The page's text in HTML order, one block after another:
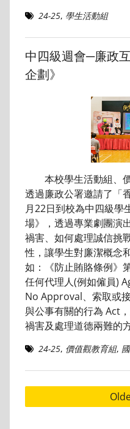
24-25, 學生活動組
中四級週會─廉政
企劃》
本校學生活動組、價
透過廉政公署邀請了「
月22日到校為中四級學
場》，透過專業劇團演
禍害、如何處理誠信挑
性，讓學生對廉潔概念
如：《防止賄賂條例》
任何代理人(例如僱員)
No Approval、索取或
與公事有關的行為 Act
禍害及處理道德兩難的方
24-25, 價值觀教育組,
Posts
navigation